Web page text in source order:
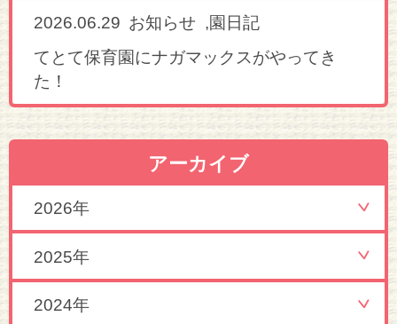
2026.06.29 お知らせ ,園日記
てとて保育園にナガマックスがやってき
た！
アーカイブ
2026年
2025年
2024年